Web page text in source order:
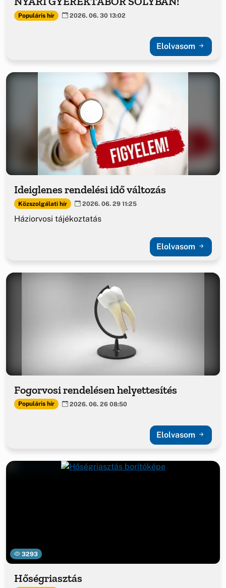
Populáris hír 2026. 06. 30 13:02
Elolvasom
Ideiglenes rendelési idő változás
Közszolgálati hír 2026. 06. 29 11:25
Háziorvosi tájékoztatás
Elolvasom
Fogorvosi rendelésen helyettesítés
Populáris hír 2026. 06. 26 08:50
Elolvasom
3293
Hőségriasztás